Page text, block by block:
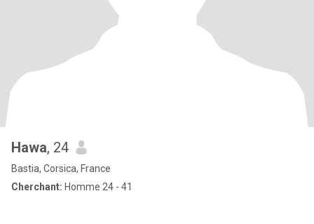
Hawa, 24
Bastia, Corsica, France
Cherchant: Homme 24 - 41